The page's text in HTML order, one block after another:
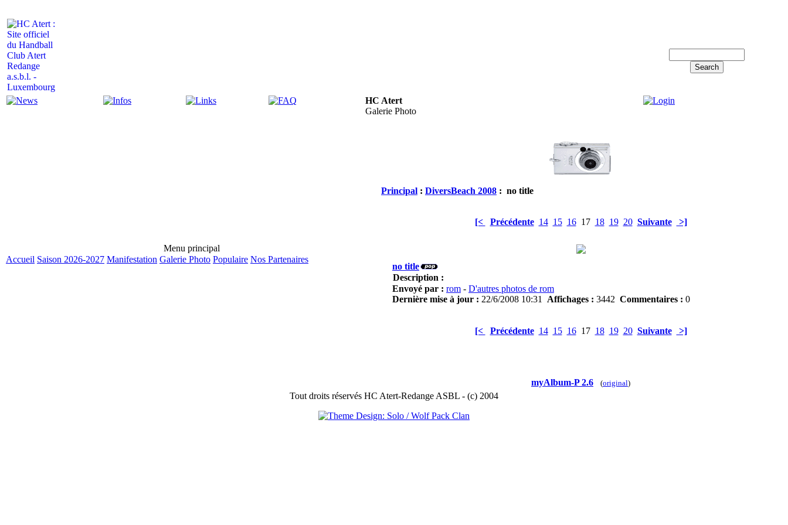
HC Atert
Galerie Photo
Menu principal
Accueil Saison 2026-2027 Manifestation Galerie Photo Populaire Nos Partenaires
Principal : DiversBeach 2008 : no title
[< Précédente 14 15 1617 18 19 20 Suivante >]
no title
Description :
Envoyé par : rom - D'autres photos de rom
Dernière mise à jour : 22/6/2008 10:31 Affichages : 3442 Commentaires : 0
[< Précédente 14 15 1617 18 19 20 Suivante >]
myAlbum-P 2.6 (original)
Tout droits réservés HC Atert-Redange ASBL - (c) 2004